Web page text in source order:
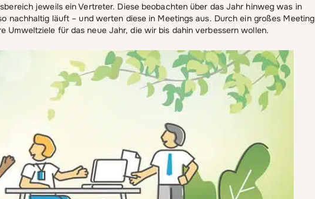
jeweils ein Vertreter. Diese beobachten über das Jahr hinweg was in
nachhaltig läuft – und werten diese in Meetings aus. Durch ein großes Meeting
Umweltziele für das neue Jahr, die wir bis dahin verbessern wollen.